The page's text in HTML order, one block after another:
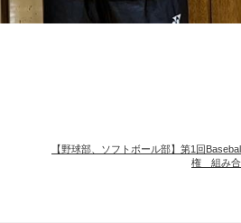
【野球部、ソフトボール部】第1回
権 組み合